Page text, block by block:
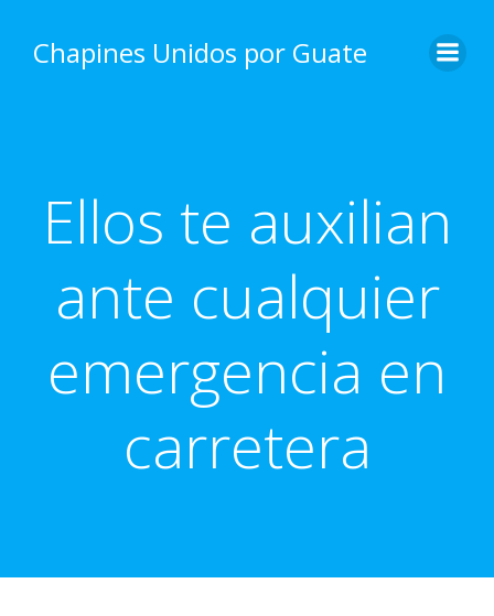
content
Chapines Unidos por Guate
Ellos te auxilian
ante cualquier
emergencia en
carretera